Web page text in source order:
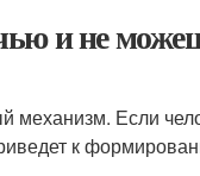
и не
Если
к